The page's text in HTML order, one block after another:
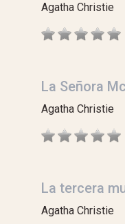
Agatha Christie
La Señora
Agatha Christie
La tercera
Agatha Christie